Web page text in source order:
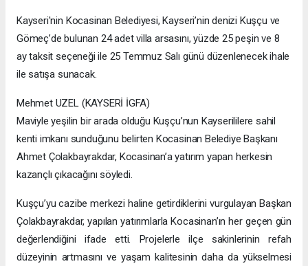
Kayseri'nin Kocasinan Belediyesi, Kayseri’nin denizi Kuşçu ve
Gömeç’de bulunan 24 adet villa arsasını, yüzde 25 peşin ve 8
ay taksit seçeneği ile 25 Temmuz Salı günü düzenlenecek ihale
ile satışa sunacak.
Mehmet UZEL (KAYSERİ İGFA)
Maviyle yeşilin bir arada olduğu Kuşçu’nun Kayserililere sahil
kenti imkanı sunduğunu belirten Kocasinan Belediye Başkanı
Ahmet Çolakbayrakdar, Kocasinan’a yatırım yapan herkesin
kazançlı çıkacağını söyledi.
Kuşçu’yu cazibe merkezi haline getirdiklerini vurgulayan Başkan
Çolakbayrakdar, yapılan yatırımlarla Kocasinan’ın her geçen gün
değerlendiğini ifade etti. Projelerle ilçe sakinlerinin refah
düzeyinin artmasını ve yaşam kalitesinin daha da yükselmesi